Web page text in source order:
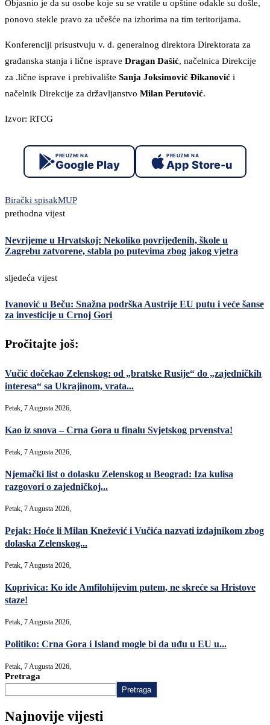
Objasnio je da su osobe koje su se vratile u opštine odakle su došle,
ponovo stekle pravo za učešće na izborima na tim teritorijama.
Konferenciji prisustvuju v. d. generalnog direktora Direktorata za
građanska stanja i lične isprave Dragan Dašić, načelnica Direkcije
za .lične isprave i prebivalište Sanja Joksimović Ðikanović i
načelnik Direkcije za državljanstvo Milan Perutović.
Izvor: RTCG
PREUZMI NA
Google Play
PREUZMI NA
App Store-u
Birački spisakMUP
prethodna vijest
Nevrijeme u Hrvatskoj: Nekoliko povrijeđenih, škole u
Zagrebu zatvorene, stabla po putevima zbog jakog vjetra
sljedeća vijest
Ivanović u Beču: Snažna podrška Austrije EU putu i veće šanse
za investicije u Crnoj Gori
Pročitajte još:
Vučić dočekao Zelenskog: od „bratske Rusije“ do „zajedničkih
interesa“ sa Ukrajinom, vrata...
Petak, 7 Augusta 2026,
Kao iz snova – Crna Gora u finalu Svjetskog prvenstva!
Petak, 7 Augusta 2026,
Njemački list o dolasku Zelenskog u Beograd: Iza kulisa
razgovori o zajedničkoj...
Petak, 7 Augusta 2026,
Pejak: Hoće li Milan Knežević i Vučića nazvati izdajnikom zbog
dolaska Zelenskog...
Petak, 7 Augusta 2026,
Koprivica: Ko ide Amfilohijevim putem, ne skreće sa Hristove
staze!
Petak, 7 Augusta 2026,
Politiko: Crna Gora i Island mogle bi da uđu u EU u...
Petak, 7 Augusta 2026,
Pretraga
Pretraga
Najnovije vijesti